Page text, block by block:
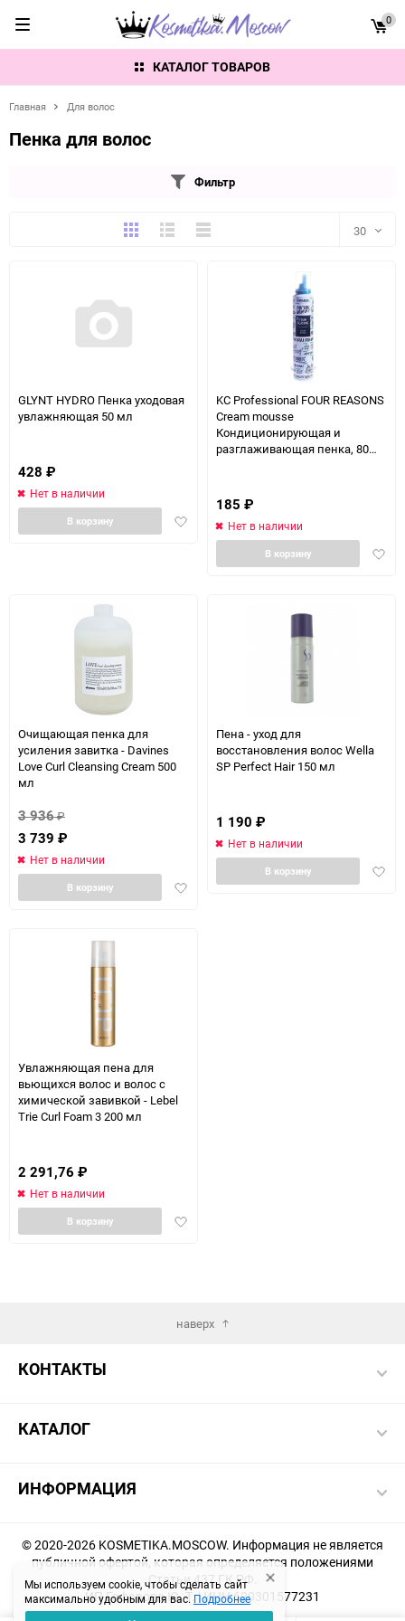
Мы используем cookie, чтобы сделать сайт
максимально удобным для вас. Подробнее
КАТАЛОГ ТОВАРОВ
0
Главная Для волос
Пенка для волос
Фильтр
ПлиткаПодробноКомпактно 30
GLYNT HYDRO Пенка уходовая
увлажняющая 50 мл
428 ₽
Нет в наличии
Добавить
В корзину
KC Professional FOUR REASONS
Cream mousse
Кондиционирующая и
разглаживающая пенка, 80
185 ₽
Нет в наличии
В корзину
Очищающая пенка для
усиления завитка - Davines
Love Curl Cleansing Cream 500
мл
3 936₽
3 739 ₽
Нет в наличии
Добавить
В корзину
Пена - уход для
восстановления волос Wella
SP Perfect Hair 150 мл
1 190 ₽
Нет в наличии
В корзину
Увлажняющая пена для
вьющихся волос и волос с
химической завивкой - Lebel
Trie Curl Foam 3 200 мл
2 291,76 ₽
Нет в наличии
Добавить
В корзину
наверх
КОНТАКТЫ
КАТАЛОГ
ИНФОРМАЦИЯ
© 2020-2026 KOSMETIKA.MOSCOW. Информация не является
публичной офертой, которая определяется положениями
Статьи 437 ГК РФ.
ИП Гафарова Ю. Т. | ИНН 620301577231